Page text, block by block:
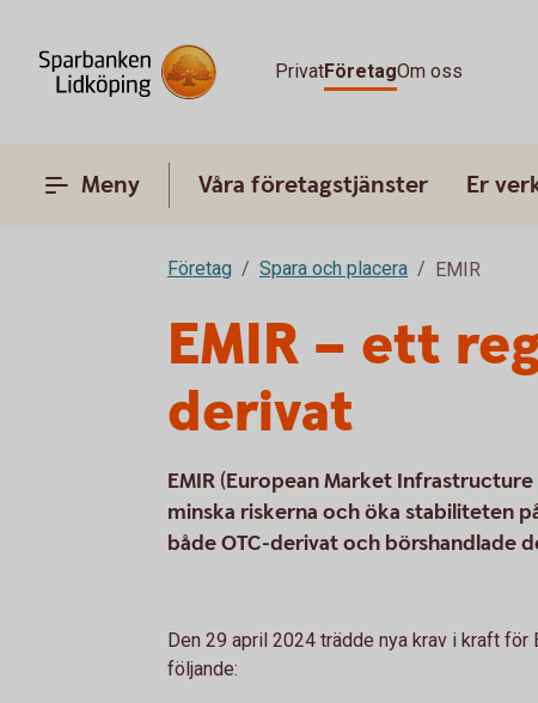
PrivatFöretagOm oss
Meny Våra företagstjänster Er
Företag Spara och placera EMIR
EMIR – ett
derivat
EMIR (European Market
minska riskerna och öka stabiliteten
både OTC-derivat och börshandlade
Den 29 april 2024 trädde nya krav i kraft för
följande: